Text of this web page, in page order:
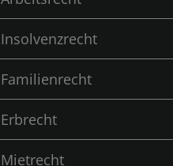
Insolvenzrecht
Familienrecht
Erbrecht
Mietrecht